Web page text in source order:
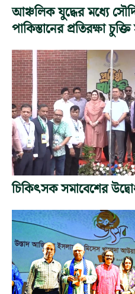
আঞ্চলিক যুদ্ধের মধ্যে
পাকিস্তানের প্রতিরক্ষা
চিকিৎসক সমাবেশের